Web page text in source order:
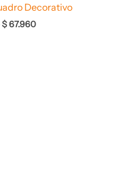
Decorativo
$67.960